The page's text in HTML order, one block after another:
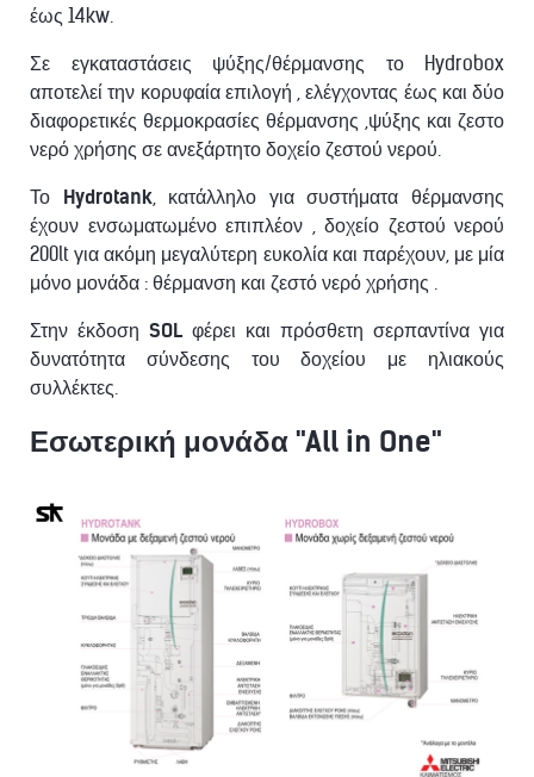
έως 14kw.
Σε εγκαταστάσεις ψύξης/θέρμανσης το Hydrobox
αποτελεί την κορυφαία επιλογή , ελέγχοντας έως και δύο
διαφορετικές θερμοκρασίες θέρμανσης ,ψύξης και ζεστο
νερό χρήσης σε ανεξάρτητο δοχείο ζεστού νερού.
Το Hydrotank, κατάλληλο για συστήματα θέρμανσης
έχουν ενσωματωμένο επιπλέον , δοχείο ζεστού νερού
200lt για ακόμη μεγαλύτερη ευκολία και παρέχουν, με μία
μόνο μονάδα : θέρμανση και ζεστό νερό χρήσης .
Στην έκδοση SOL φέρει και πρόσθετη σερπαντίνα για
δυνατότητα σύνδεσης του δοχείου με ηλιακούς
συλλέκτες.
Εσωτερική μονάδα "All in One"